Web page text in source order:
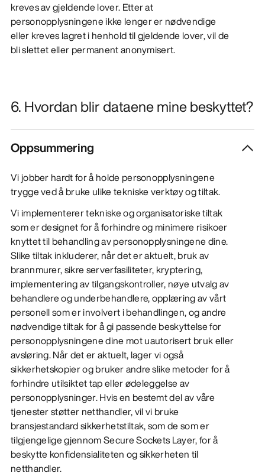
kreves av gjeldende lover. Etter at
personopplysningene ikke lenger er nødvendige
eller kreves lagret i henhold til gjeldende lover, vil de
bli slettet eller permanent anonymisert.
6. Hvordan blir dataene mine beskyttet?
Oppsummering
Vi jobber hardt for å holde personopplysningene
trygge ved å bruke ulike tekniske verktøy og tiltak.
Vi implementerer tekniske og organisatoriske tiltak
som er designet for å forhindre og minimere risikoer
knyttet til behandling av personopplysningene dine.
Slike tiltak inkluderer, når det er aktuelt, bruk av
brannmurer, sikre serverfasiliteter, kryptering,
implementering av tilgangskontroller, nøye utvalg av
behandlere og underbehandlere, opplæring av vårt
personell som er involvert i behandlingen, og andre
nødvendige tiltak for å gi passende beskyttelse for
personopplysningene dine mot uautorisert bruk eller
avsløring. Når det er aktuelt, lager vi også
sikkerhetskopier og bruker andre slike metoder for å
forhindre utilsiktet tap eller ødeleggelse av
personopplysninger. Hvis en bestemt del av våre
tjenester støtter netthandler, vil vi bruke
bransjestandard sikkerhetstiltak, som de som er
tilgjengelige gjennom Secure Sockets Layer, for å
beskytte konfidensialiteten og sikkerheten til
netthandler.